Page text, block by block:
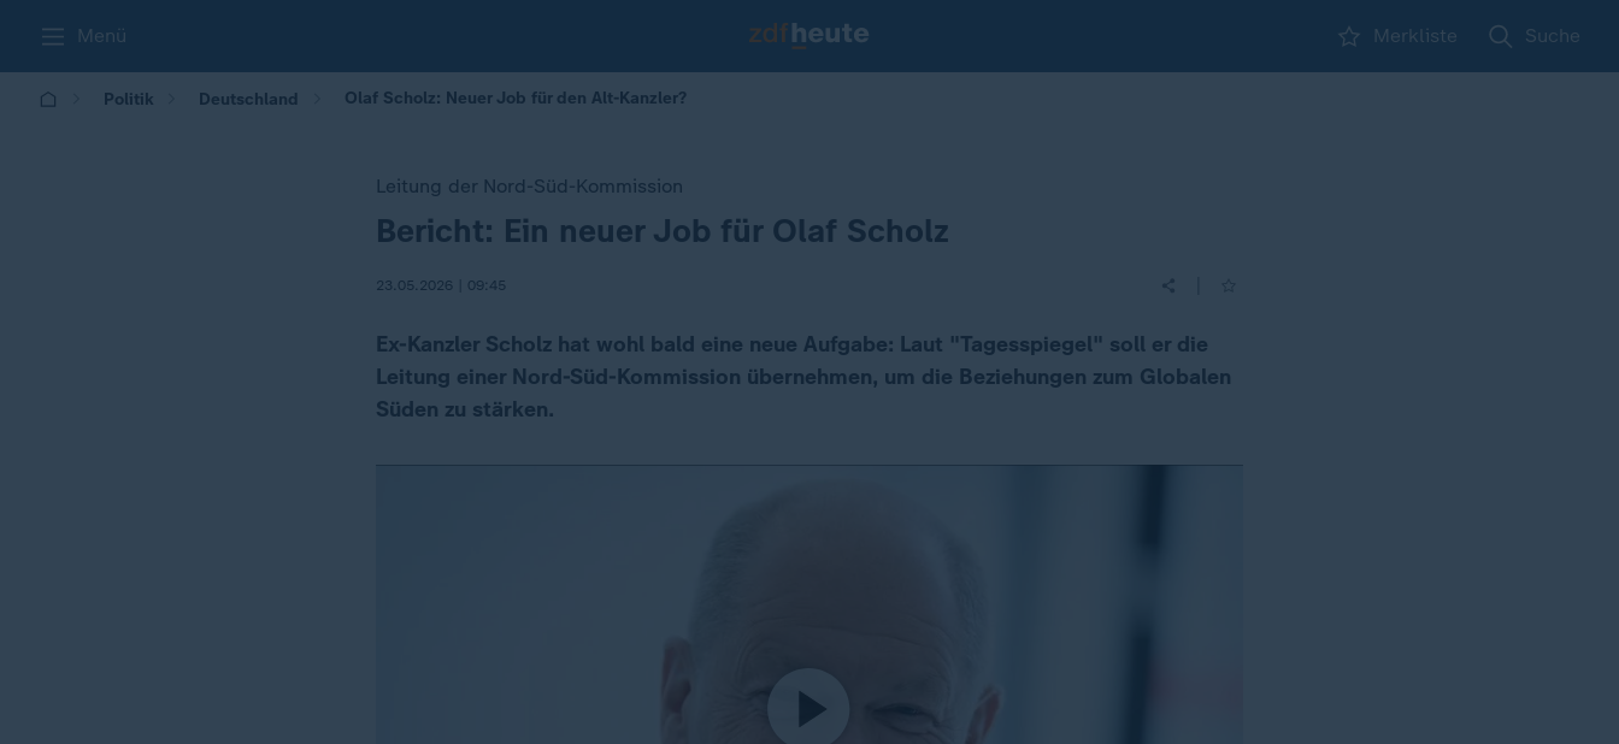
Menü Merkliste Suche
Politik Deutschland Olaf Scholz: Neuer Job für den Alt-Kanzler?
Leitung der Nord-Süd-Kommission
:Bericht: Ein neuer Job für Olaf Scholz
23.05.2026 | 09:45
Ex-Kanzler Scholz hat wohl bald eine neue Aufgabe: Laut "Tagesspiegel" soll er die
Leitung einer Nord-Süd-Kommission übernehmen, um die Beziehungen zum Globalen
Süden zu stärken.